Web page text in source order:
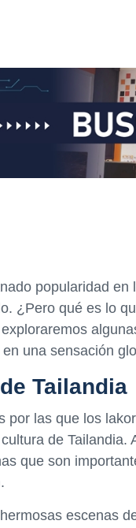
popularidad
¿Pero qué es lo
una sensación
Tailandia
por las que los
de
que son
escenas